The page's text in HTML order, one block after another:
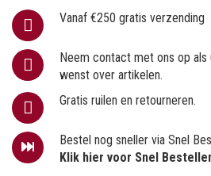
Vanaf €250 gratis verzending
Neem contact met ons op
wenst over artikelen.
Gratis ruilen en retourneren.
Bestel nog sneller via Snel
Klik hier voor Snel